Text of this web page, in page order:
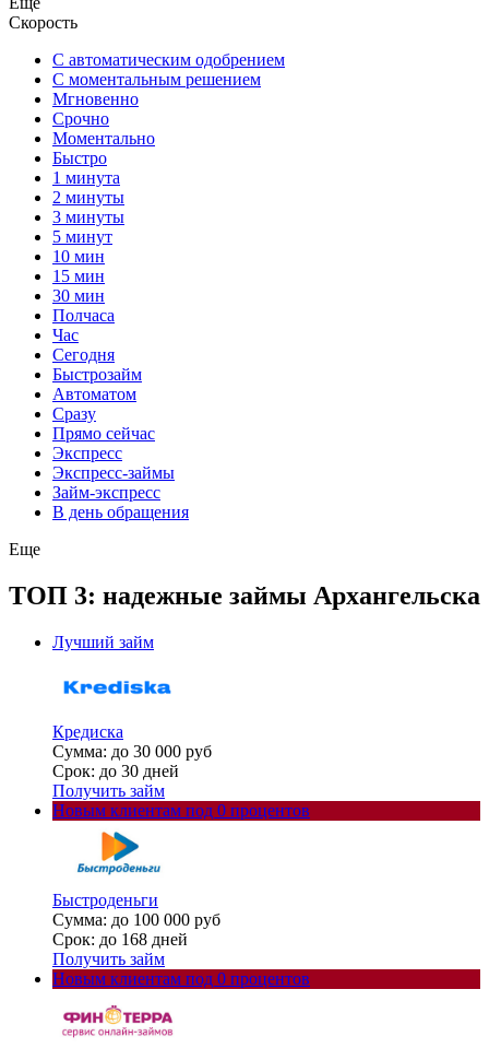
Скорость
С автоматическим одобрением
С моментальным решением
Мгновенно
Срочно
Моментально
Быстро
1 минута
2 минуты
3 минуты
5 минут
10 мин
15 мин
30 мин
Полчаса
Час
Сегодня
Быстрозайм
Автоматом
Сразу
Прямо сейчас
Экспресс
Экспресс-займы
Займ-экспресс
В день обращения
Еще
ТОП 3: надежные займы Архангельска
Лучший займ
Кредиска
Сумма: до 30 000 руб
Срок: до 30 дней
Получить займ
Новым клиентам под 0 процентов
Быстроденьги
Сумма: до 100 000 руб
Срок: до 168 дней
Получить займ
Новым клиентам под 0 процентов